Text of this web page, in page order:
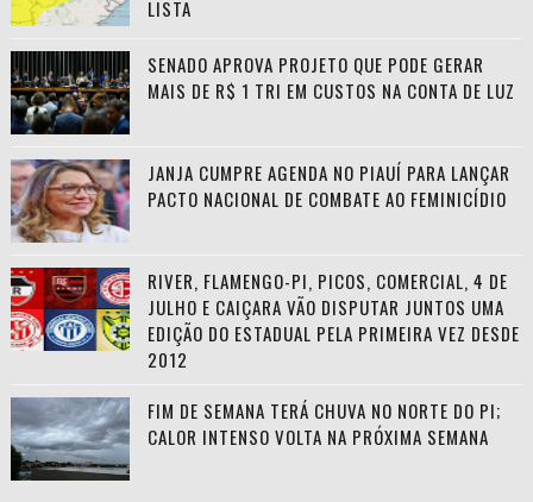
LISTA
SENADO APROVA PROJETO QUE PODE GERAR
MAIS DE R$ 1 TRI EM CUSTOS NA CONTA DE LUZ
JANJA CUMPRE AGENDA NO PIAUÍ PARA LANÇAR
PACTO NACIONAL DE COMBATE AO FEMINICÍDIO
RIVER, FLAMENGO-PI, PICOS, COMERCIAL, 4 DE
JULHO E CAIÇARA VÃO DISPUTAR JUNTOS UMA
EDIÇÃO DO ESTADUAL PELA PRIMEIRA VEZ DESDE
2012
FIM DE SEMANA TERÁ CHUVA NO NORTE DO PI;
CALOR INTENSO VOLTA NA PRÓXIMA SEMANA